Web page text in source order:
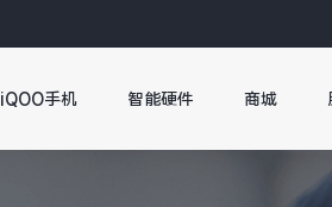
iQOO手机 智能硬件 商城